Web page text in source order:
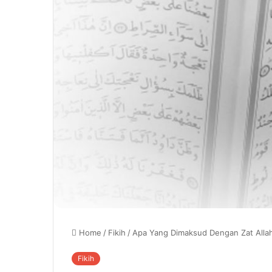
Home / Fikih / Apa Yang Dimaksud Dengan Zat
Fikih